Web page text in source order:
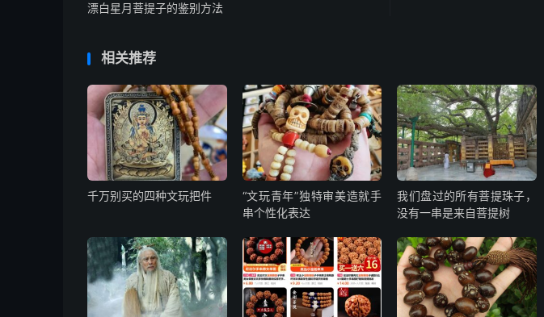
漂白星月菩提子的鉴别方法
相关推荐
千万别买的四种文玩把件
“文玩青年”独特审美造就手
串个性化表达
我们盘过的所有菩提珠子，
没有一串是来自菩提树